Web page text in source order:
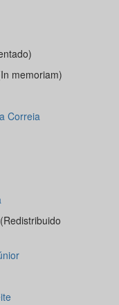
memoriam)
Correia
(Redistribuido